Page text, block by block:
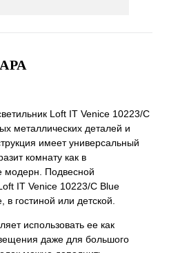
Loft IT Venice 10223/C
металлических деталей и
имеет универсальный
комнату как в
модерн. Подвесной
IT Venice 10223/C Blue
гостиной или детской.
использовать ее как
даже для большого